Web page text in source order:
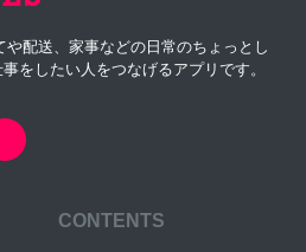
配送、家事などの日常のちょっとし
をしたい人をつなげるアプリです。
CONTENTS